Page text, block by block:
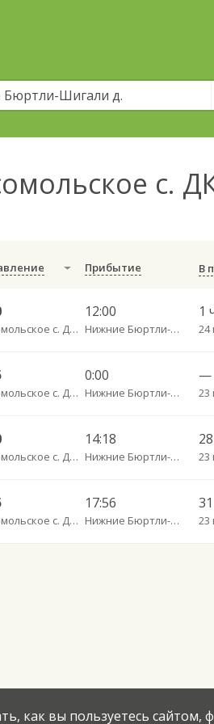
с.
Прибытие В
Комсомольское с. ДКП
12:00
Нижние Бюртли-Шигали д.
1
24
Комсомольское с. ДКП
0:00
Нижние Бюртли-Шигали д.
—
23
Комсомольское с. ДКП
14:18
Нижние Бюртли-Шигали д. 23
Комсомольское с. ДКП
17:56
Нижние Бюртли-Шигали д. 23
как вы пользуетесь